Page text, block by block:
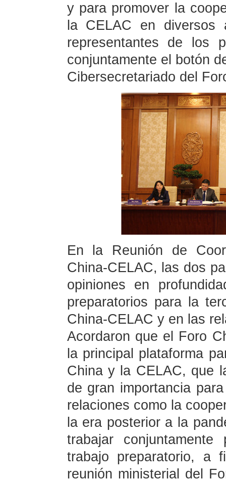
y para promover la
la CELAC en diversos
representantes de los
conjuntamente el botón
Cibersecretariado del
En la Reunión de
China-CELAC, las dos
opiniones en
preparatorios para la
China-CELAC y en las
Acordaron que el Foro
la principal plataforma
China y la CELAC, que
de gran importancia
relaciones como la
la era posterior a la
trabajar
trabajo preparatorio, a
reunión ministerial del